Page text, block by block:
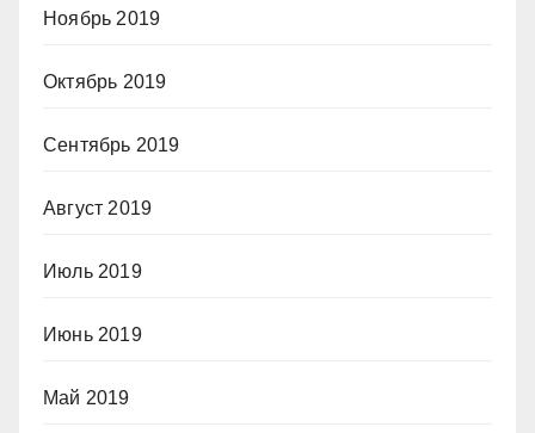
Ноябрь 2019
Октябрь 2019
Сентябрь 2019
Август 2019
Июль 2019
Июнь 2019
Май 2019